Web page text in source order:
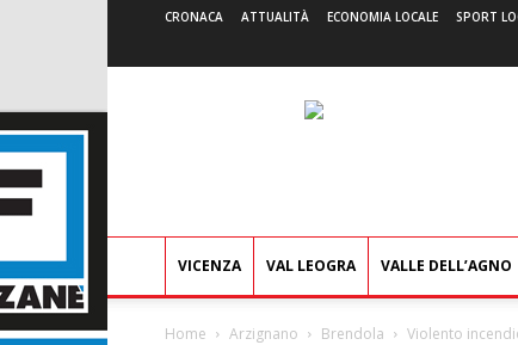
CRONACA ATTUALITÀ ECONOMIA LOCALE SPORT
VICENZA VAL LEOGRA VALLE DELL’AGNO
Home Arzignano Brendola Violento